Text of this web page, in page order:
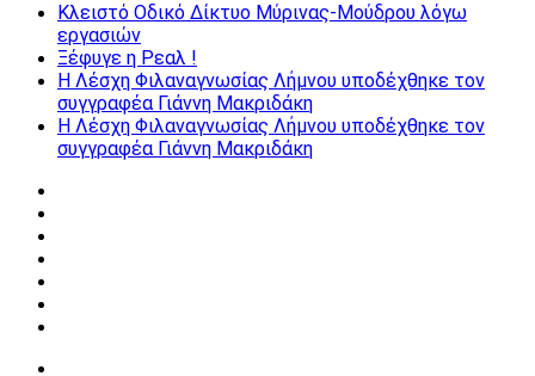
Κλειστό Οδικό Δίκτυο Μύρινας-Μούδρου λόγω
εργασιών
Ξέφυγε η Ρεαλ !
Η Λέσχη Φιλαναγνωσίας Λήμνου υποδέχθηκε τον
συγγραφέα Γιάννη Μακριδάκη
Η Λέσχη Φιλαναγνωσίας Λήμνου υποδέχθηκε τον
συγγραφέα Γιάννη Μακριδάκη